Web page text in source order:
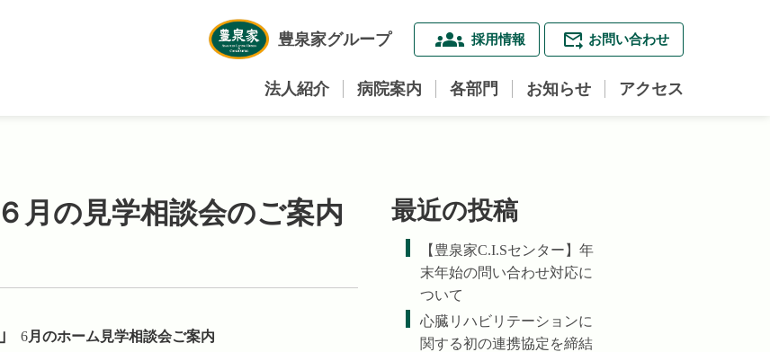
豊泉家グループ 採用情報 お問い合わせ
法人紹介 病院案内 各部門 お知らせ アクセス
月の見学相談会のご案内
6月のホーム見学相談会ご案内
最近の投稿
【豊泉家C.I.Sセンター】年
末年始の問い合わせ対応に
ついて
心臓リハビリテーションに
関する初の連携協定を締結